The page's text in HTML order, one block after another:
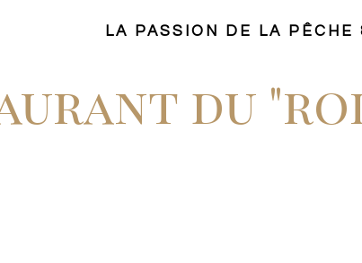
LA PASSION DE LA PÊCHE
du